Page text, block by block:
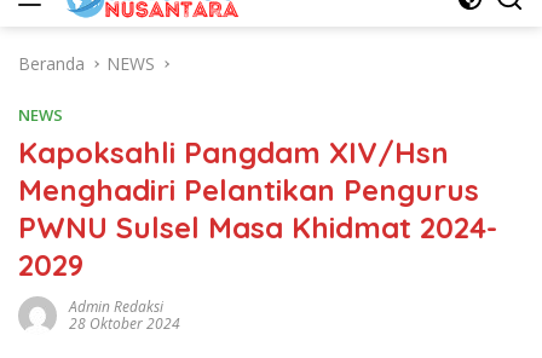
Beranda NEWS
NEWS
Kapoksahli Pangdam XIV/Hsn
Menghadiri Pelantikan Pengurus
PWNU Sulsel Masa Khidmat 2024-
2029
Admin Redaksi
28 Oktober 2024